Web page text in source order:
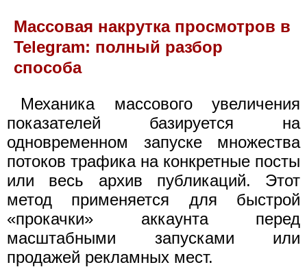
Массовая накрутка просмотров в
Telegram: полный разбор
способа
Механика массового увеличения
показателей базируется на
одновременном запуске множества
потоков трафика на конкретные посты
или весь архив публикаций. Этот
метод применяется для быстрой
«прокачки» аккаунта перед
масштабными запусками или
продажей рекламных мест.